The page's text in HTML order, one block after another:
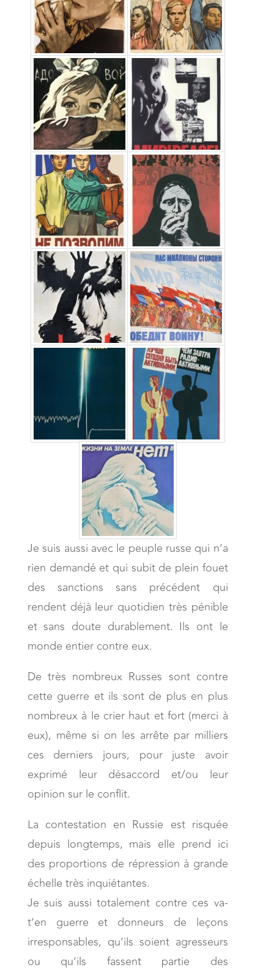
Je suis aussi avec le peuple russe qui n’a
rien demandé et qui subit de plein fouet
des sanctions sans précédent qui
rendent déjà leur quotidien très pénible
et sans doute durablement. Ils ont le
monde entier contre eux.
De très nombreux Russes sont contre
cette guerre et ils sont de plus en plus
nombreux à le crier haut et fort (merci à
eux), même si on les arrête par milliers
ces derniers jours, pour juste avoir
exprimé leur désaccord et/ou leur
opinion sur le conflit.
La contestation en Russie est risquée
depuis longtemps, mais elle prend ici
des proportions de répression à grande
échelle très inquiétantes.
Je suis aussi totalement contre ces va-
t’en guerre et donneurs de leçons
irresponsables, qu’ils soient agresseurs
ou qu’ils fassent partie des